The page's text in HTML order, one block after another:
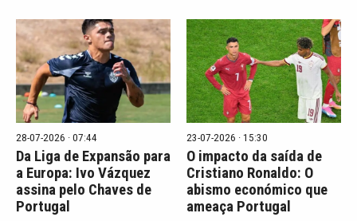
28-07-2026 · 07:44
Da Liga de Expansão para
a Europa: Ivo Vázquez
assina pelo Chaves de
Portugal
23-07-2026 · 15:30
O impacto da saída de
Cristiano Ronaldo: O
abismo económico que
ameaça Portugal